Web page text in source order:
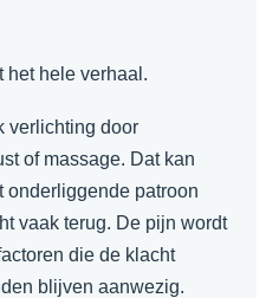
het hele verhaal.
verlichting door
of massage. Dat kan
onderliggende patroon
vaak terug. De pijn wordt
die de klacht
blijven aanwezig.